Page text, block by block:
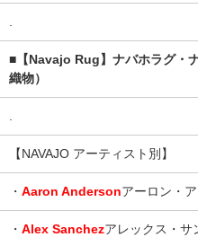
■【Navajo Rug】ナバホラグ・
織物）
【NAVAJO アーティスト別】
・ Aaron Andersonアーロン・
・ Alex Sanchezアレックス・サ